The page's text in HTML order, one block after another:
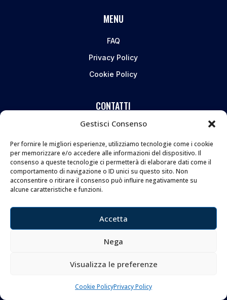
Gestisci Consenso
Per fornire le migliori esperienze, utilizziamo tecnologie come i cookie
per memorizzare e/o accedere alle informazioni del dispositivo. Il
consenso a queste tecnologie ci permetterà di elaborare dati come il
comportamento di navigazione o ID unici su questo sito. Non
acconsentire o ritirare il consenso può influire negativamente su
alcune caratteristiche e funzioni.
Accetta
Nega
Visualizza le preferenze
Cookie PolicyPrivacy Policy
MENU
FAQ
Privacy Policy
Cookie Policy
CONTATTI
Coltelleria Donnini s.n.c.
di Leonardo e Silvia Donnini
Via Giovanni Lanza, 70 – 50136 FIRENZE
Telefono e WhatsApp:055 661 438
Email: info@donninicoltelleria.it
FOLLOW
Copyright © 2026 Coltelleria Donnini. All Rights